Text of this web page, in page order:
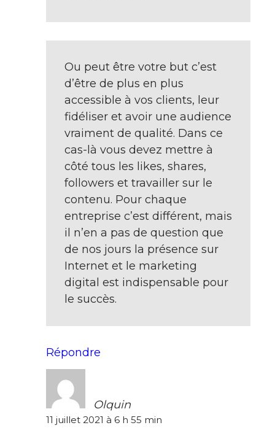
Ou peut être votre but c’est
d’être de plus en plus
accessible à vos clients, leur
fidéliser et avoir une audience
vraiment de qualité. Dans ce
cas-là vous devez mettre à
côté tous les likes, shares,
followers et travailler sur le
contenu. Pour chaque
entreprise c’est différent, mais
il n’en a pas de question que
de nos jours la présence sur
Internet et le marketing
digital est indispensable pour
le succès.
Répondre
Olquin
11 juillet 2021 à 6 h 55 min